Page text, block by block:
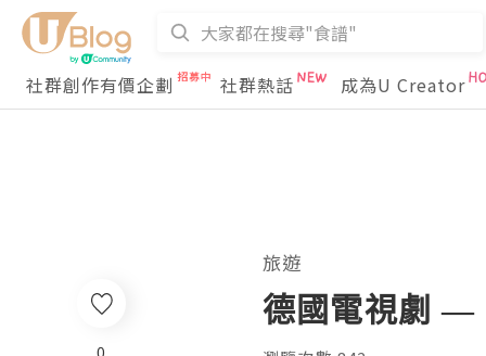
社群創作有價企劃 社群熱話 成為U Creator
旅遊
德國電視劇 —
0